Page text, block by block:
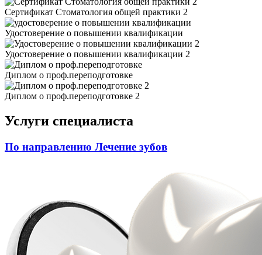
Сертификат Стоматология общей практики 2
Удостоверение о повышении квалификации
Удостоверение о повышении квалификации 2
Диплом о проф.переподготовке
Диплом о проф.переподготовке 2
Услуги специалиста
По направлению Лечение зубов